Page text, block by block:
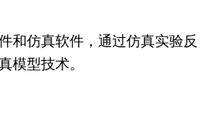
和仿真软件，通过仿真实验反
模型技术。